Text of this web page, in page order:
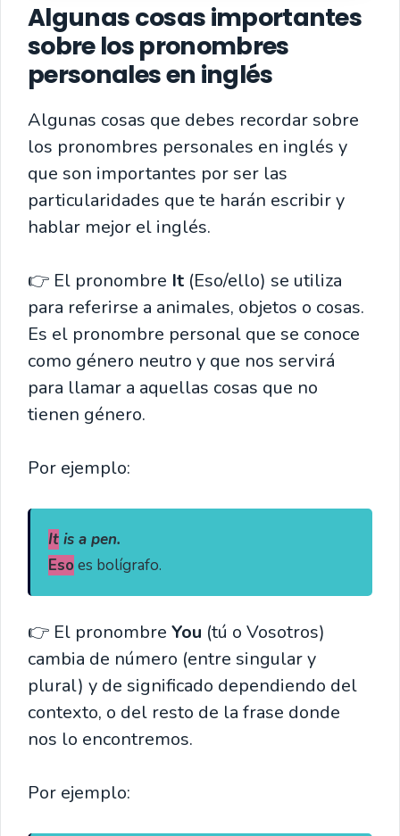
Algunas cosas importantes
sobre los pronombres
personales en inglés
Algunas cosas que debes recordar sobre
los pronombres personales en inglés y
que son importantes por ser las
particularidades que te harán escribir y
hablar mejor el inglés.
👉 El pronombre It (Eso/ello) se utiliza
para referirse a animales, objetos o cosas.
Es el pronombre personal que se conoce
como género neutro y que nos servirá
para llamar a aquellas cosas que no
tienen género.
Por ejemplo:
It is a pen.
Eso es bolígrafo.
👉 El pronombre You (tú o Vosotros)
cambia de número (entre singular y
plural) y de significado dependiendo del
contexto, o del resto de la frase donde
nos lo encontremos.
Por ejemplo: